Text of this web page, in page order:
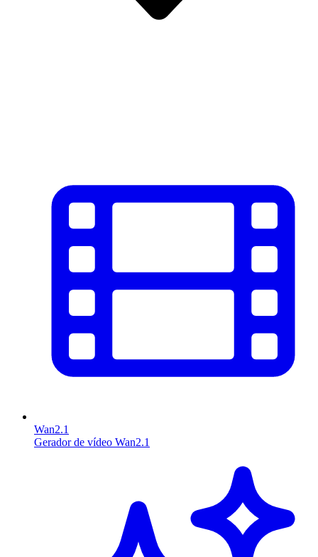
Wan2.1
Gerador de vídeo Wan2.1